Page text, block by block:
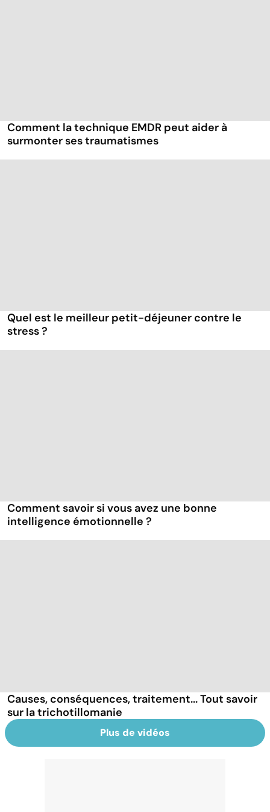
Comment la technique EMDR peut aider à
surmonter ses traumatismes
Quel est le meilleur petit-déjeuner contre le
stress ?
Comment savoir si vous avez une bonne
intelligence émotionnelle ?
Causes, conséquences, traitement... Tout savoir
sur la trichotillomanie
Plus de vidéos